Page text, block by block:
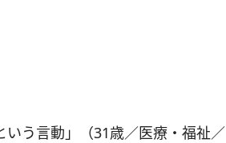
いう言動」（31歳／医療・福祉／